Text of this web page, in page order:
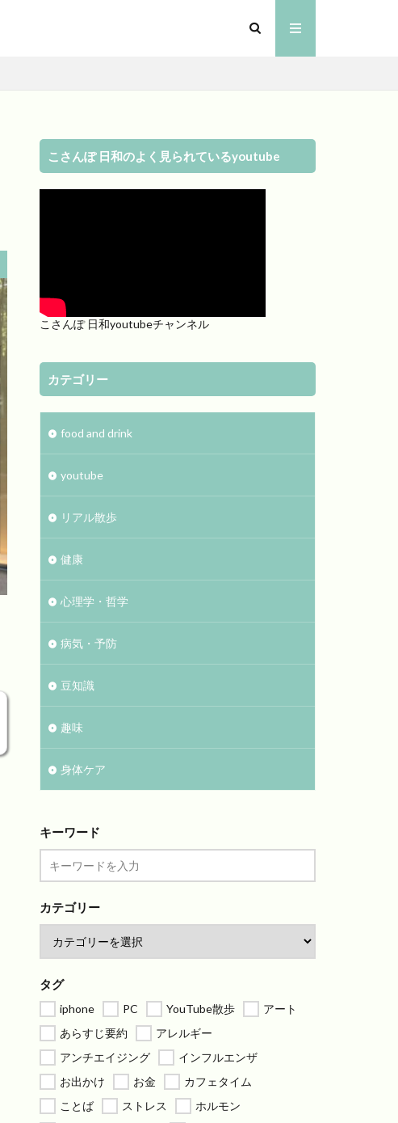
こさんぽ 日和のよく見られているyoutube
こさんぽ 日和youtubeチャンネル
カテゴリー
food and drink
youtube
リアル散歩
健康
心理学・哲学
病気・予防
豆知識
趣味
身体ケア
キーワード
カテゴリー
タグ
iphone PC YouTube散歩
アート
あらすじ要約
アレルギー
アンチエイジング
インフルエンザ
お出かけ
お金
カフェタイム
ことば
ストレス
ホルモン